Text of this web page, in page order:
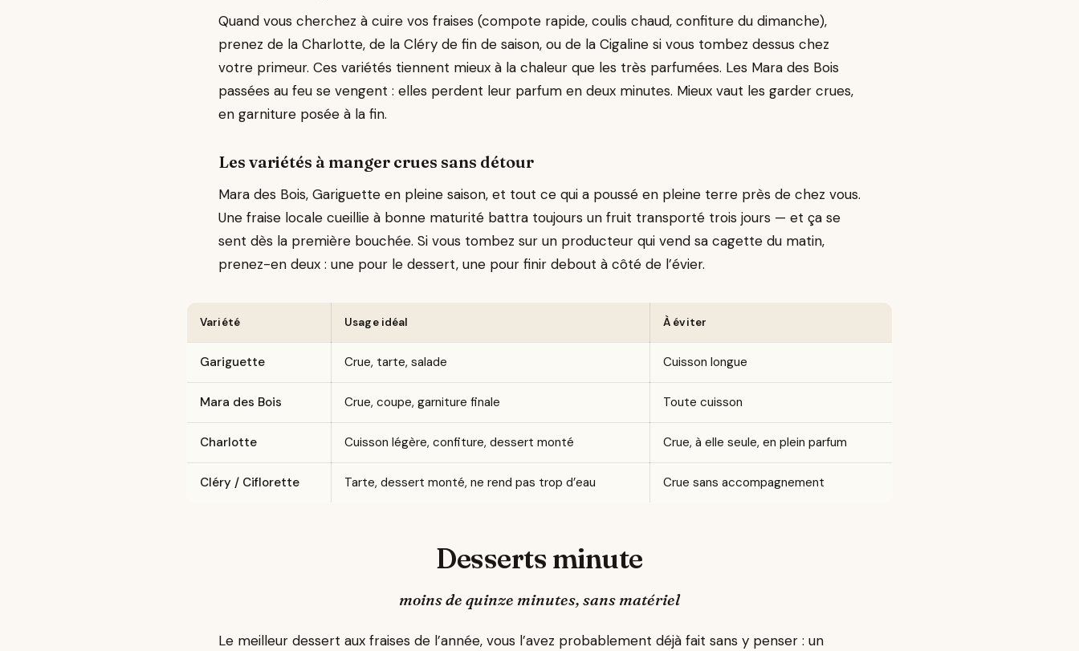
Quand vous cherchez à cuire vos fraises (compote rapide, coulis chaud, confiture du dimanche),
prenez de la Charlotte, de la Cléry de fin de saison, ou de la Cigaline si vous tombez dessus chez
votre primeur. Ces variétés tiennent mieux à la chaleur que les très parfumées. Les Mara des Bois
passées au feu se vengent : elles perdent leur parfum en deux minutes. Mieux vaut les garder crues,
en garniture posée à la fin.
Les variétés à manger crues sans détour
Mara des Bois, Gariguette en pleine saison, et tout ce qui a poussé en pleine terre près de chez vous.
Une fraise locale cueillie à bonne maturité battra toujours un fruit transporté trois jours — et ça se
sent dès la première bouchée. Si vous tombez sur un producteur qui vend sa cagette du matin,
prenez-en deux : une pour le dessert, une pour finir debout à côté de l’évier.
Variété Usage idéal À éviter
Gariguette Crue, tarte, salade Cuisson longue
Mara des Bois Crue, coupe, garniture finale Toute cuisson
Charlotte Cuisson légère, confiture, dessert monté Crue, à elle seule, en plein parfum
Cléry / Ciflorette Tarte, dessert monté, ne rend pas trop d’eau Crue sans accompagnement
Desserts minute
moins de quinze minutes, sans matériel
Le meilleur dessert aux fraises de l’année, vous l’avez probablement déjà fait sans y penser : un